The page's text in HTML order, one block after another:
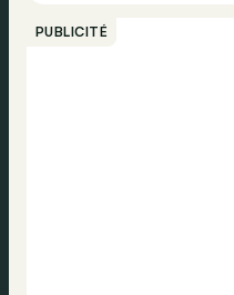
Norme Euro
PUBLICITÉ